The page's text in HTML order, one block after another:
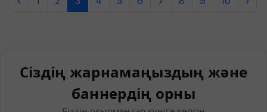
Сіздің жарнамаңыздың және
баннердің орны